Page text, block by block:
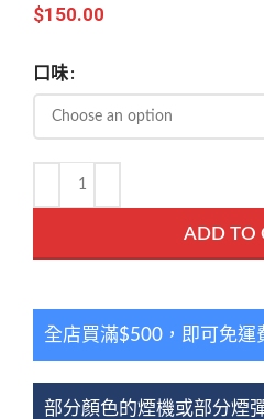
$150.00
口味
ADD TO
全店買滿$500，即可免運
部分顏色的煙機或部分煙